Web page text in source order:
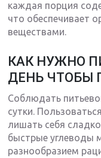
каждая порция
что обеспечивает
веществами.
КАК НУЖНО
ДЕНЬ ЧТОБЫ
Соблюдать
сутки.
лишать себя
быстрые углеводы
разнообразием